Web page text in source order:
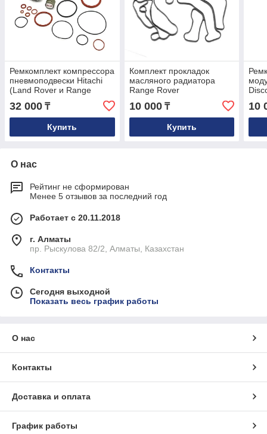
Ремкомплект компрессора
пневмоподвески Hitachi
(Land Rover и Range
32 000 ₸
Купить
Комплект прокладок
масляного радиатора
Range Rover
L322/L405/L494 4.4 TDV8
и 3.0 TDV6 LR022895
10 000₸
Купить
10
О нас
Рейтинг не сформирован
Менее 5 отзывов за последний год
Работает с 20.11.2018
г. Алматы
пр. Рыскулова 82/2, Алматы, Казахстан
Контакты
Сегодня выходной
Показать весь график работы
О нас
Контакты
Доставка и оплата
График работы